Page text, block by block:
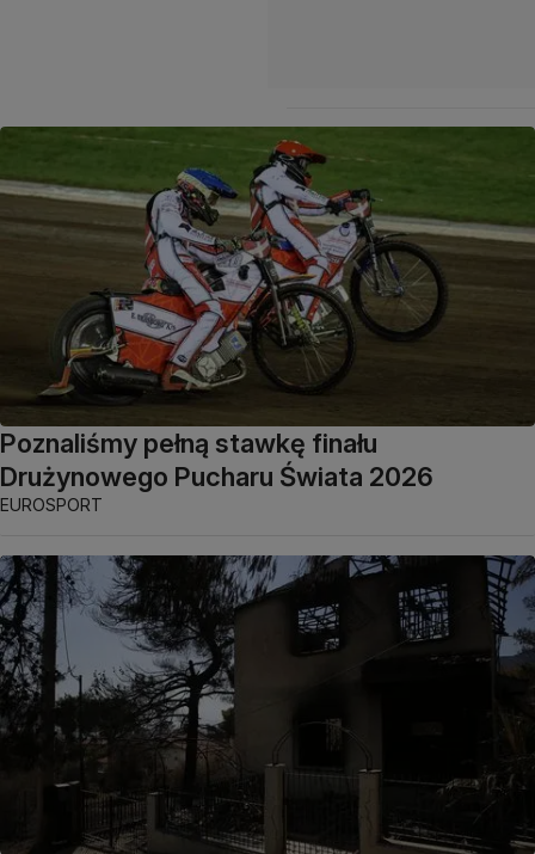
Poznaliśmy pełną stawkę finału
Drużynowego Pucharu Świata 2026
EUROSPORT